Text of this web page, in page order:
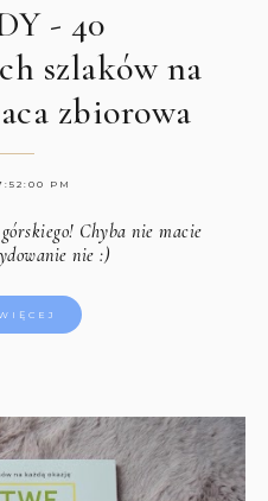
- 40
szlaków na
zbiorowa
PM
Chyba nie macie
nie :)